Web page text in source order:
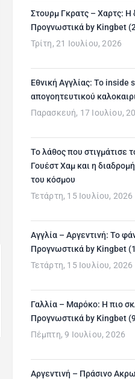
Στουρμ Γκρατς – Χαρτς: Η
Προγνωστικά by Kingbet
Τρίτη, 21 Ιουλίου, 2026
Εθνική Αγγλίας: Το inside
απογοητευτικού
Παρασκευή, 17 Ιουλίου,
Το λάθος που στιγμάτισε
Γουέστ Χαμ και η
του κόσμου
Τετάρτη, 15 Ιουλίου, 2026
Αγγλία – Αργεντινή: Το
Προγνωστικά by Kingbet
Τετάρτη, 15 Ιουλίου, 2026
Γαλλία – Μαρόκο: Η πιο
Προγνωστικά by Kingbet
Πέμπτη, 9 Ιουλίου, 2026
Αργεντινή – Πράσινο